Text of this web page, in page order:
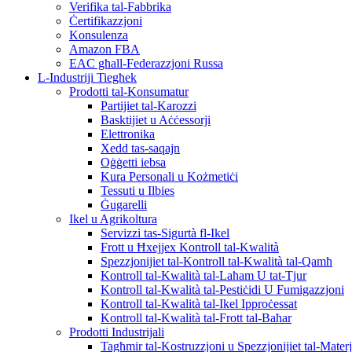
Verifika tal-Fabbrika
Ċertifikazzjoni
Konsulenza
Amazon FBA
EAC għall-Federazzjoni Russa
L-Industriji Tiegħek
Prodotti tal-Konsumatur
Partijiet tal-Karozzi
Basktijiet u Aċċessorji
Elettronika
Xedd tas-saqajn
Oġġetti iebsa
Kura Personali u Kożmetiċi
Tessuti u Ilbies
Ġugarelli
Ikel u Agrikoltura
Servizzi tas-Sigurtà fl-Ikel
Frott u Ħxejjex Kontroll tal-Kwalità
Spezzjonijiet tal-Kontroll tal-Kwalità tal-Qamħ
Kontroll tal-Kwalità tal-Laħam U tat-Tjur
Kontroll tal-Kwalità tal-Pestiċidi U Fumigazzjoni
Kontroll tal-Kwalità tal-Ikel Ipproċessat
Kontroll tal-Kwalità tal-Frott tal-Baħar
Prodotti Industrijali
Tagħmir tal-Kostruzzjoni u Spezzjonijiet tal-